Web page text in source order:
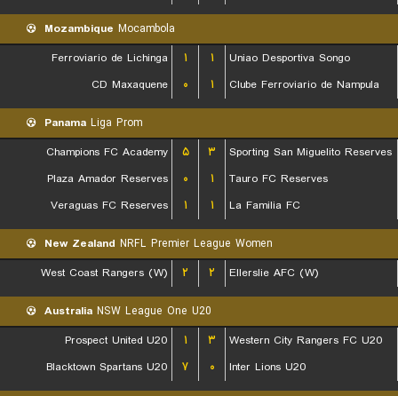
Mozambique Mocambola
Ferroviario de Lichinga
۱ ۱
Uniao Desportiva Songo
CD Maxaquene
۰ ۱ Clube Ferroviario de Nampula
Panama Liga Prom
Champions FC Academy
۵ ۳
Sporting San Miguelito Reserves
Plaza Amador Reserves
۰ ۱
Tauro FC Reserves
Veraguas FC Reserves
۱ ۱ La Familia FC
New Zealand NRFL Premier League Women
West Coast Rangers (W)
۲ ۲ Ellerslie AFC (W)
Australia NSW League One U20
Prospect United U20
۱ ۳
Western City Rangers FC U20
Blacktown Spartans U20
۷ ۰ Inter Lions U20